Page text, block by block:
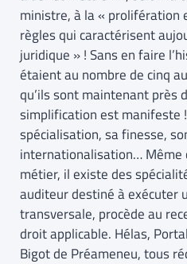
ministre, à la « prolifération
règles qui caractérisent
juridique » ! Sans en faire
étaient au nombre de cinq
qu’ils sont maintenant près
simplification est manifeste
spécialisation, sa finesse,
internationalisation… Même
métier, il existe des
auditeur destiné à exécuter
transversale, procède au
droit applicable. Hélas,
Bigot de Préameneu, tous